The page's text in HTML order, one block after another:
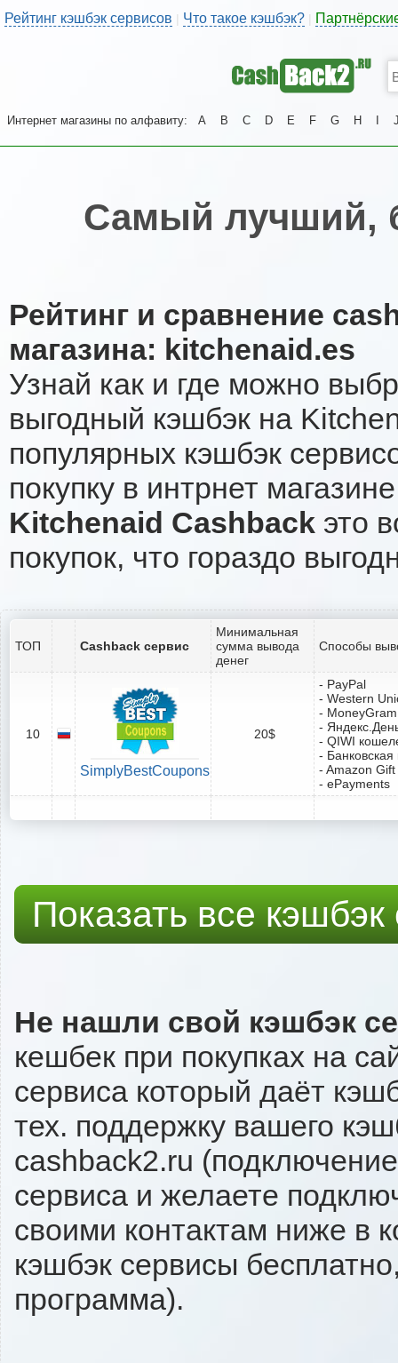
Рейтинг кэшбэк сервисов | Что такое кэшбэк?
Интернет магазины по алфавиту: A B C D E F G H
Самый лучший,
Рейтинг и сравнение
магазина: kitchenaid.es
Узнай как и где можно
выгодный кэшбэк на
популярных кэшбэк
покупку в интрнет
Kitchenaid Cashback это
покупок, что гораздо
ТОП Cashback сервис
Минимальная
сумма вывода
денег
Способы
10
SimplyBestCoupons
20$
- PayPal
- Western
- MoneyGram
-
- QIWI
-
- Amazon
- ePayments
Показать все
Не нашли свой кэшбэк
кешбек при покупках на
сервиса который даёт
тех. поддержку вашего
cashback2.ru
сервиса и желаете
своими контактам ниже в
кэшбэк сервисы
программа).